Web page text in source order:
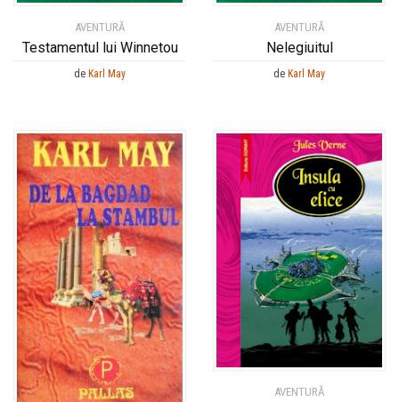
AVENTURĂ
Testamentul lui Winnetou
de Karl May
AVENTURĂ
Nelegiuitul
de Karl May
AVENTURĂ